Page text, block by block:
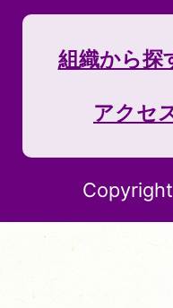
組織から探
アクセ